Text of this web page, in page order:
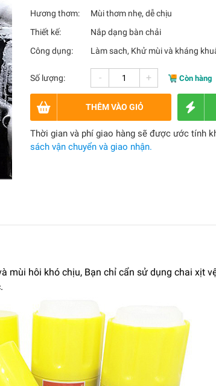
Hương thơm:
Mùi thơm nhẹ, dễ chịu
Thiết kế:
Nắp dạng bàn chải
Công dụng:
Làm sach, Khử mùi và kháng
Số lượng: - + Còn hàng
THÊM VÀO GIỎ
Thời gian và phí giao hàng sẽ được ước tính
sách vận chuyển và giao nhận.
mùi hôi khó chịu, Bạn chỉ cẩn sử dụng chai xịt